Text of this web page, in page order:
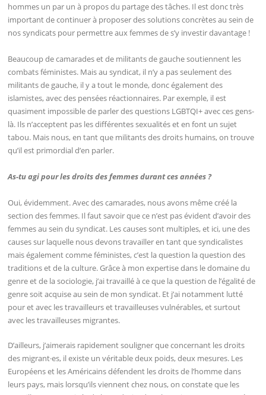
hommes un par un à propos du partage des tâches. Il est donc très
important de continuer à proposer des solutions concrètes au sein de
nos syndicats pour permettre aux femmes de s’y investir davantage !
Beaucoup de camarades et de militants de gauche soutiennent les
combats féministes. Mais au syndicat, il n’y a pas seulement des
militants de gauche, il y a tout le monde, donc également des
islamistes, avec des pensées réactionnaires. Par exemple, il est
quasiment impossible de parler des questions LGBTQI+ avec ces gens-
là. Ils n’acceptent pas les différentes sexualités et en font un sujet
tabou. Mais nous, en tant que militants des droits humains, on trouve
qu’il est primordial d’en parler.
As-tu agi pour les droits des femmes durant ces années ?
Oui, évidemment. Avec des camarades, nous avons même créé la
section des femmes. Il faut savoir que ce n’est pas évident d’avoir des
femmes au sein du syndicat. Les causes sont multiples, et ici, une des
causes sur laquelle nous devons travailler en tant que syndicalistes
mais également comme féministes, c’est la question la question des
traditions et de la culture. Grâce à mon expertise dans le domaine du
genre et de la sociologie, j’ai travaillé à ce que la question de l’égalité de
genre soit acquise au sein de mon syndicat. Et j’ai notamment lutté
pour et avec les travailleurs et travailleuses vulnérables, et surtout
avec les travailleuses migrantes.
D’ailleurs, j’aimerais rapidement souligner que concernant les droits
des migrant·es, il existe un véritable deux poids, deux mesures. Les
Européens et les Américains défendent les droits de l’homme dans
leurs pays, mais lorsqu’ils viennent chez nous, on constate que les